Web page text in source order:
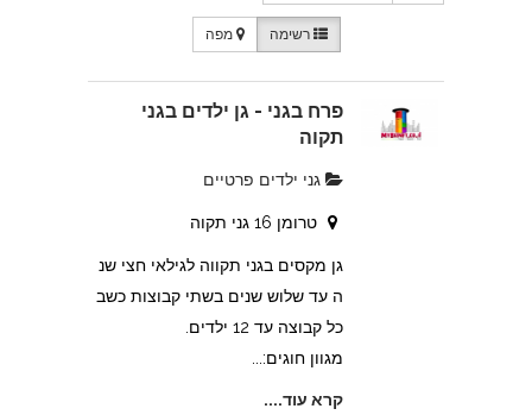
רשימה מפה
פרח בגני - גן ילדים בגני
תקוה
גני ילדים פרטיים
טרומן 16 גני תקוה
גן מקסים בגני תקווה לגילאי חצי שנ
ה עד שלוש שנים בשתי קבוצות כשב
כל קבוצה עד 12 ילדים.
מגוון חוגים:...
קרא עוד....